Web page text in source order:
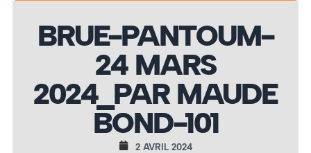
BRUE-PANTOUM-
24 MARS
2024_PAR MAUDE
BOND-101
2 AVRIL 2024